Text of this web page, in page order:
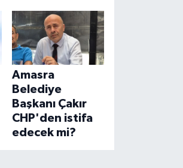
Amasra
Belediye
Başkanı Çakır
CHP'den istifa
edecek mi?